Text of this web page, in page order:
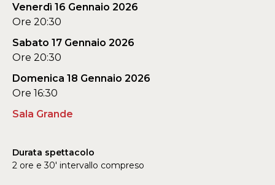
Venerdì 16 Gennaio 2026
Ore 20:30
Sabato 17 Gennaio 2026
Ore 20:30
Domenica 18 Gennaio 2026
Ore 16:30
Sala Grande
Durata spettacolo
2 ore e 30' intervallo compreso